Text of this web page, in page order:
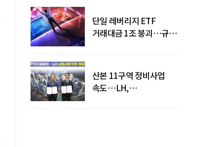
단일 레버리지 ETF
거래대금 1조 붕괴…규제
산본 11구역 정비사업
속도…LH,